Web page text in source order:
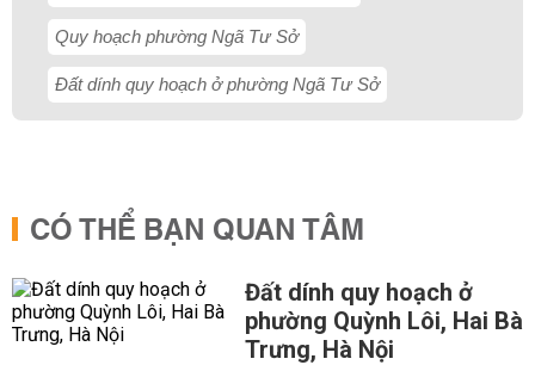
Quy hoạch phường Ngã Tư Sở
Đất dính quy hoạch ở phường Ngã Tư Sở
CÓ THỂ BẠN QUAN TÂM
Đất dính quy hoạch ở
phường Quỳnh Lôi, Hai Bà
Trưng, Hà Nội